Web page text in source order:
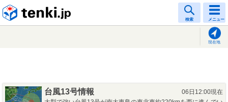
検索 メニュー
現在地
台風13号情報
06日12:00現在